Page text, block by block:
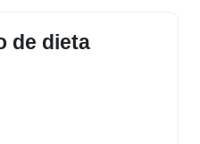
de dieta